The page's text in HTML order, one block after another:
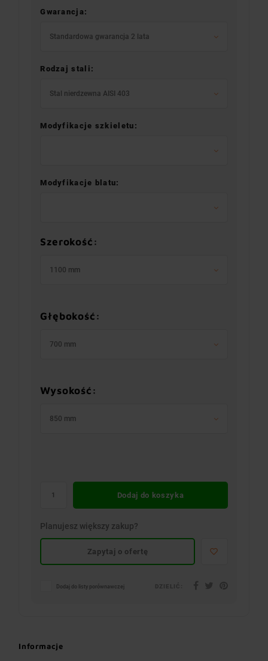
Gwarancja:
Standardowa gwarancja 2 lata
Rodzaj stali:
Stal nierdzewna AISI 403
Modyfikacje szkieletu:
Modyfikacje blatu:
Szerokość:
1100 mm
Głębokość:
700 mm
Wysokość:
850 mm
Dodaj do koszyka
Planujesz większy zakup?
Zapytaj o ofertę
Dodaj do listy porównawczej
Informacje